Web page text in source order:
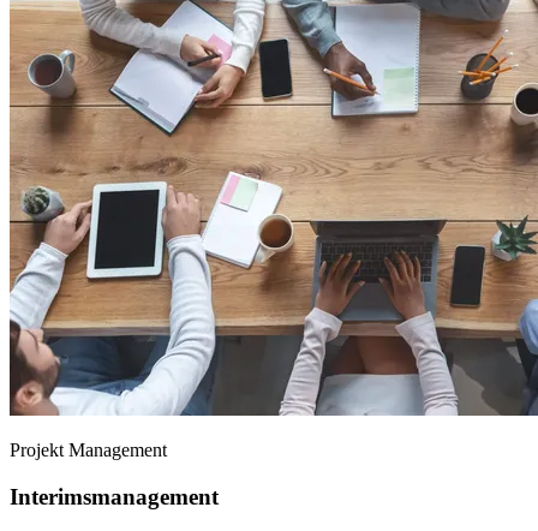
Projekt Management
Interimsmanagement